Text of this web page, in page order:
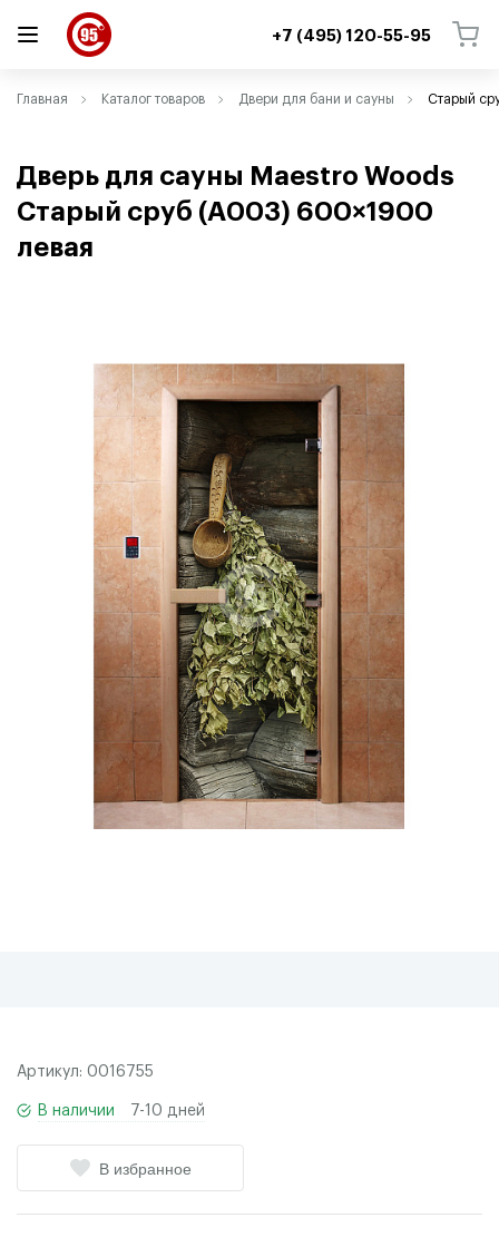
+7 (495) 120-55-95
Главная Каталог товаров Двери для бани и сауны Старый
Дверь для сауны Maestro Woods
Старый сруб (A003) 600×1900
левая
Артикул: 0016755
В наличии 7-10 дней
В избранное
ВЕРНУТЬСЯ
ВЕРНУТЬСЯ